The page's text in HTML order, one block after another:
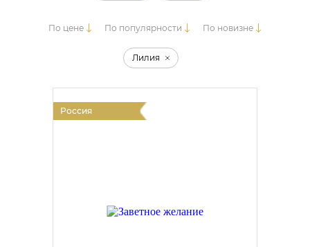
По цене По популярности По новизне
Лилия
Россия